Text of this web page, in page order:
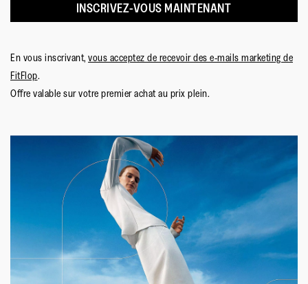
INSCRIVEZ-VOUS MAINTENANT
En vous inscrivant, vous acceptez de recevoir des e-mails marketing de
FitFlop.
Offre valable sur votre premier achat au prix plein.